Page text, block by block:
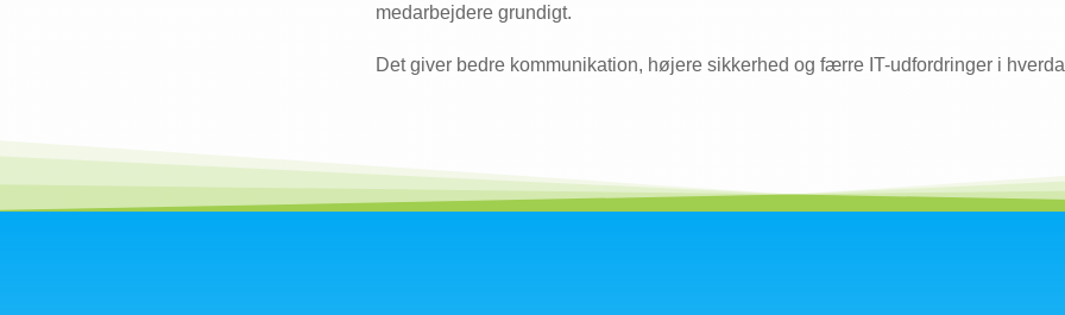
medarbejdere grundigt.
Det giver bedre kommunikation, højere sikkerhed og færre IT-udfordringer i